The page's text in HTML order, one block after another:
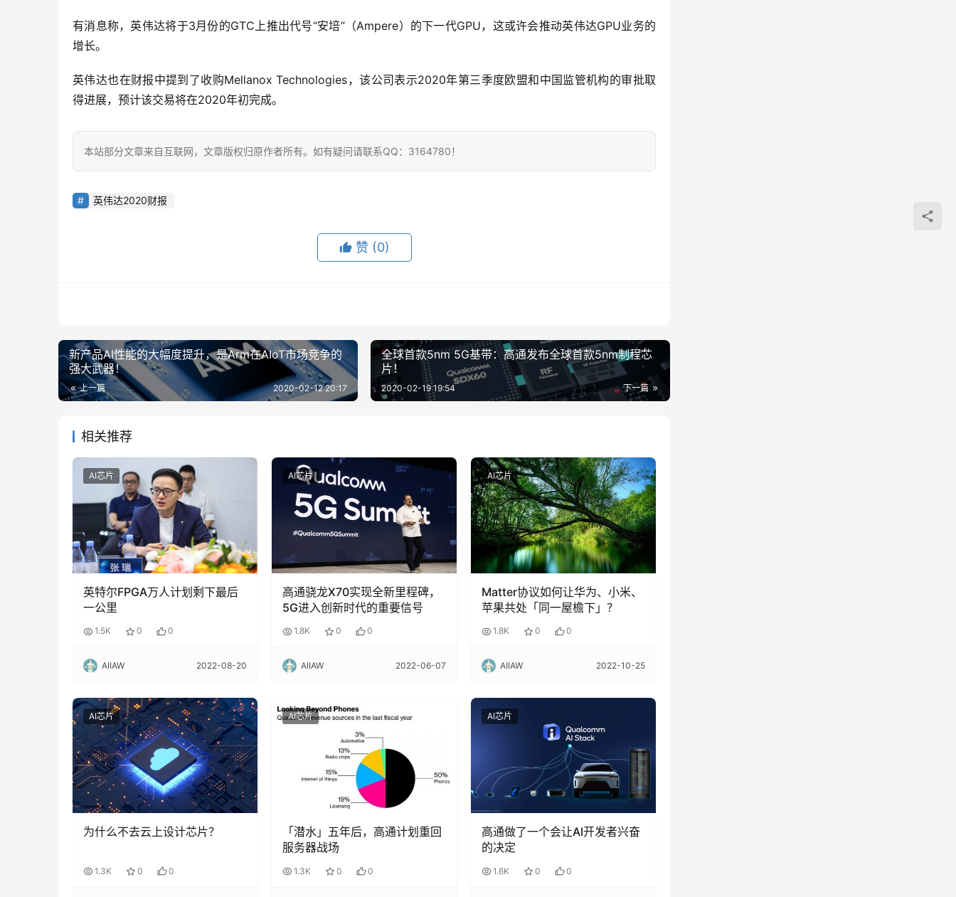
有消息称，英伟达将于3月份的GTC上推出代号“安培”（Ampere）的下一代GPU，这或许会推动英伟达GPU业务的
增长。
英伟达也在财报中提到了收购Mellanox Technologies，该公司表示2020年第三季度欧盟和中国监管机构的审批取
得进展，预计该交易将在2020年初完成。
本站部分文章来自互联网，文章版权归原作者所有。如有疑问请联系QQ：3164780！
英伟达2020财报
赞 (0)
新产品AI性能的大幅度提升，是Arm在AIoT市场竞争的
强大武器！
上一篇 2020-02-12 20:17
全球首款5nm 5G基带：高通发布全球首款5nm制程芯
片！
下一篇
2020-02-19 19:54
相关推荐
AI芯片
英特尔FPGA万人计划剩下最后
一公里
1.5K 0 0
AIIAW 2022-08-20
AI芯片
高通骁龙X70实现全新里程碑，
5G进入创新时代的重要信号
1.8K 0 0
AIIAW 2022-06-07
AI芯片
Matter协议如何让华为、小米、
苹果共处「同一屋檐下」？
1.8K 0 0
AIIAW 2022-10-25
AI芯片
为什么不去云上设计芯片？
1.3K 0 0
AI芯片
「潜水」五年后，高通计划重回
服务器战场
1.3K 0 0
AI芯片
高通做了一个会让AI开发者兴奋
的决定
1.6K 0 0